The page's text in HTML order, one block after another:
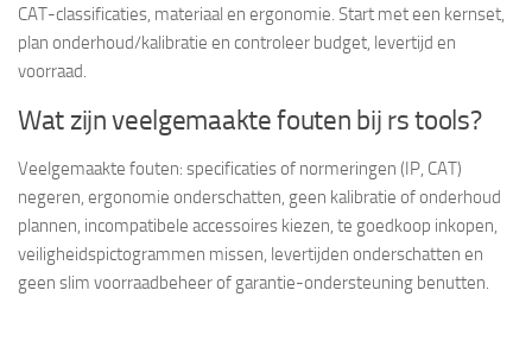
CAT-classificaties, materiaal en ergonomie. Start met een kernset,
plan onderhoud/kalibratie en controleer budget, levertijd en
voorraad.
Wat zijn veelgemaakte fouten bij rs tools?
Veelgemaakte fouten: specificaties of normeringen (IP, CAT)
negeren, ergonomie onderschatten, geen kalibratie of onderhoud
plannen, incompatibele accessoires kiezen, te goedkoop inkopen,
veiligheidspictogrammen missen, levertijden onderschatten en
geen slim voorraadbeheer of garantie-ondersteuning benutten.